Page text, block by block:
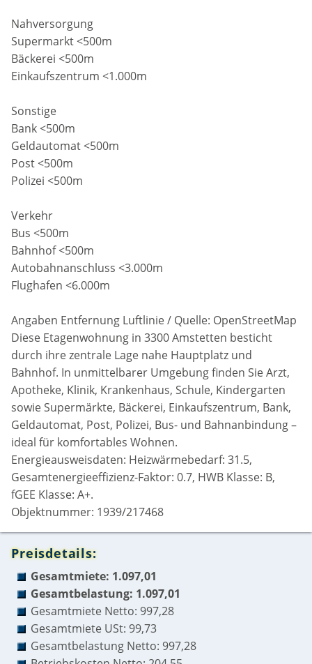
Nahversorgung
Supermarkt <500m
Bäckerei <500m
Einkaufszentrum <1.000m
Sonstige
Bank <500m
Geldautomat <500m
Post <500m
Polizei <500m
Verkehr
Bus <500m
Bahnhof <500m
Autobahnanschluss <3.000m
Flughafen <6.000m
Angaben Entfernung Luftlinie / Quelle: OpenStreetMap
Diese Etagenwohnung in 3300 Amstetten besticht
durch ihre zentrale Lage nahe Hauptplatz und
Bahnhof. In unmittelbarer Umgebung finden Sie Arzt,
Apotheke, Klinik, Krankenhaus, Schule, Kindergarten
sowie Supermärkte, Bäckerei, Einkaufszentrum, Bank,
Geldautomat, Post, Polizei, Bus- und Bahnanbindung –
ideal für komfortables Wohnen.
Energieausweisdaten: Heizwärmebedarf: 31.5,
Gesamtenergieeffizienz-Faktor: 0.7, HWB Klasse: B,
fGEE Klasse: A+.
Objektnummer: 1939/217468
Preisdetails:
Gesamtmiete: 1.097,01
Gesamtbelastung: 1.097,01
Gesamtmiete Netto: 997,28
Gesamtmiete USt: 99,73
Gesamtbelastung Netto: 997,28